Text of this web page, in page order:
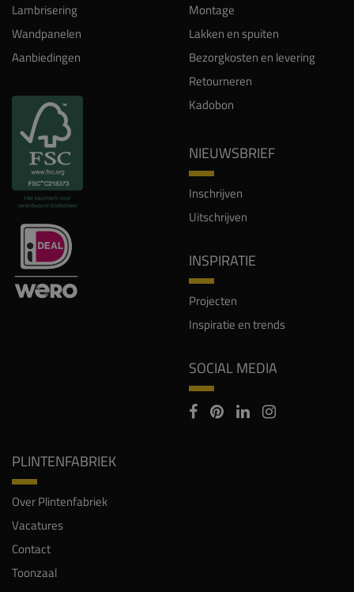
Lambrisering
Wandpanelen
Aanbiedingen
Montage
Lakken en spuiten
Bezorgkosten en levering
Retourneren
Kadobon
NIEUWSBRIEF
Inschrijven
Uitschrijven
INSPIRATIE
Projecten
Inspiratie en trends
SOCIAL MEDIA
PLINTENFABRIEK
Over Plintenfabriek
Vacatures
Contact
Toonzaal